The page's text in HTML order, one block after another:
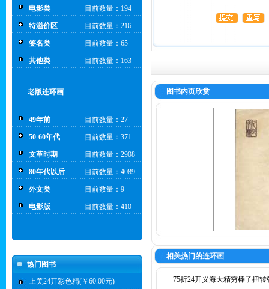
电影类 目前数量：194
特溢价区 目前数量：216
签名类 目前数量：65
其他类 目前数量：163
老版连环画
49年前 目前数量：27
50-60年代 目前数量：371
文革时期 目前数量：2908
80年代以后 目前数量：4089
外文类 目前数量：9
电影版 目前数量：410
热门图书
上美24开彩色精(￥60.00元)
图书内页欣赏
相关热门的连环画
75折24开义海大精穷棒子扭转